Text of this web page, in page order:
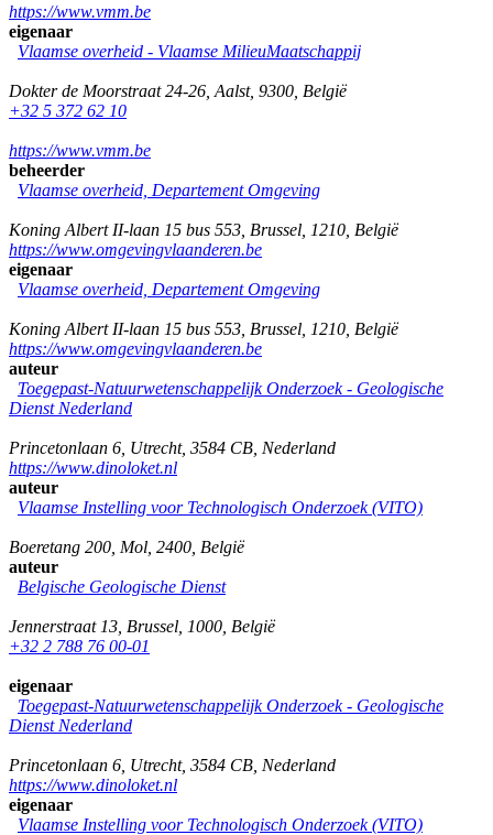
https://www.vmm.be
eigenaar
Vlaamse overheid - Vlaamse MilieuMaatschappij
Dokter de Moorstraat 24-26 Aalst, 9300 België
+32 5 372 62 10
https://www.vmm.be
beheerder
Vlaamse overheid, Departement Omgeving
Koning Albert II-laan 15 bus 553 Brussel 1210 België
https://www.omgevingvlaanderen.be
eigenaar
Vlaamse overheid, Departement Omgeving
Koning Albert II-laan 15 bus 553 Brussel 1210 België
https://www.omgevingvlaanderen.be
auteur
Toegepast-Natuurwetenschappelijk Onderzoek - Geologische
Dienst Nederland
Princetonlaan 6 Utrecht, 3584 CB Nederland
https://www.dinoloket.nl
auteur
Vlaamse Instelling voor Technologisch Onderzoek (VITO)
Boeretang 200 Mol 2400 België
auteur
Belgische Geologische Dienst
Jennerstraat 13 Brussel 1000 België
+32 2 788 76 00-01
eigenaar
Toegepast-Natuurwetenschappelijk Onderzoek - Geologische
Dienst Nederland
Princetonlaan 6 Utrecht, 3584 CB Nederland
https://www.dinoloket.nl
eigenaar
Vlaamse Instelling voor Technologisch Onderzoek (VITO)